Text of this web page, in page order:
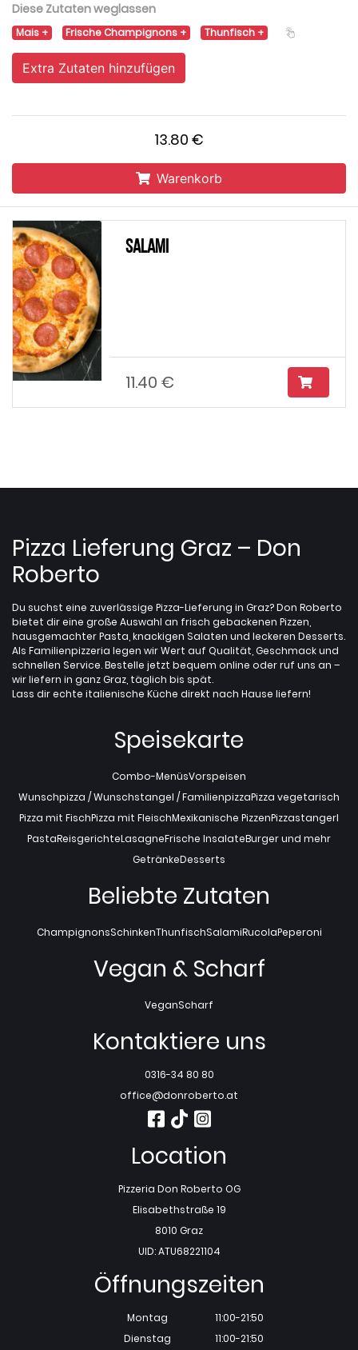
Diese Zutaten weglassen
Mais Frische Champignons Thunfisch
Extra Zutaten hinzufügen
13.80 €
Warenkorb
Salami
11.40 €
Pizza Lieferung Graz – Don
Roberto
Du suchst eine zuverlässige Pizza-Lieferung in Graz? Don Roberto
bietet dir eine große Auswahl an frisch gebackenen Pizzen,
hausgemachter Pasta, knackigen Salaten und leckeren Desserts.
Als Familienpizzeria legen wir Wert auf Qualität, Geschmack und
schnellen Service. Bestelle jetzt bequem online oder ruf uns an –
wir liefern in ganz Graz, täglich bis spät.
Lass dir echte italienische Küche direkt nach Hause liefern!
Speisekarte
Combo-MenüsVorspeisen
Wunschpizza / Wunschstangel / FamilienpizzaPizza vegetarisch
Pizza mit FischPizza mit FleischMexikanische PizzenPizzastangerl
PastaReisgerichteLasagneFrische InsalateBurger und mehr
GetränkeDesserts
Beliebte Zutaten
ChampignonsSchinkenThunfischSalamiRucolaPeperoni
Vegan & Scharf
VeganScharf
Kontaktiere uns
0316-34 80 80
office@donroberto.at
Location
Pizzeria Don Roberto OG
Elisabethstraße 19
8010 Graz
UID: ATU68221104
Öffnungszeiten
Montag
Dienstag
11:00-21:50
11:00-21:50